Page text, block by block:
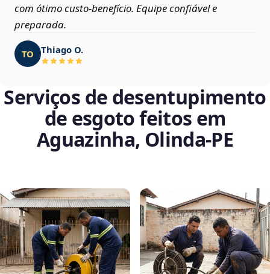
com ótimo custo-benefício. Equipe confiável e
preparada.
TO Thiago O.
Serviços de desentupimento
de esgoto feitos em
Aguazinha, Olinda‑PE